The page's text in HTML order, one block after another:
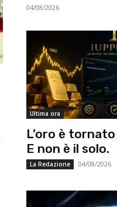
04/08/2026
Ultima ora
L’oro è
E non è il solo.
La Redazione 04/08/2026